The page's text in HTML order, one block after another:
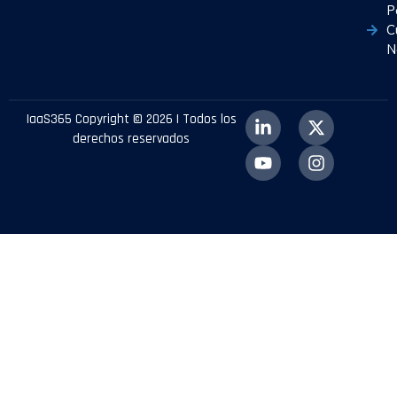
IaaS365 Copyright © 2026 | Todos los
derechos reservados